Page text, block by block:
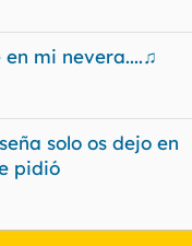
mi nevera....♫
solo os dejo en
pidió